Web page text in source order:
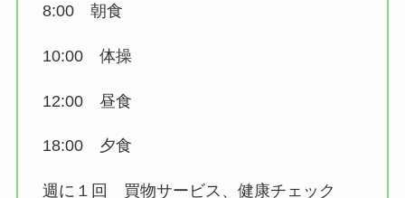
8:00 朝食
10:00 体操
12:00 昼食
18:00 夕食
週に１回 買物サービス、健康チェック